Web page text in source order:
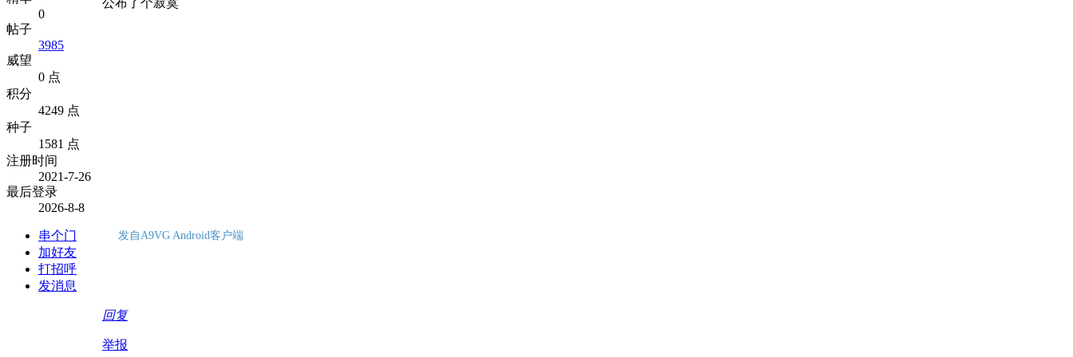
0
帖子
3985
威望
0 点
积分
4249 点
种子
1581 点
注册时间
2021-7-26
最后登录
2026-8-8
串个门
加好友
打招呼
发消息
发自A9VG Android客户端
回复
举报